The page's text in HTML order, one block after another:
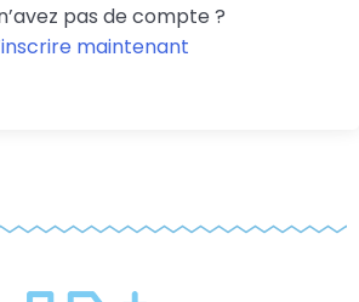
pas de compte ?
maintenant